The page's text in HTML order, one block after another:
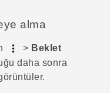
alma
> Beklet
daha sonra